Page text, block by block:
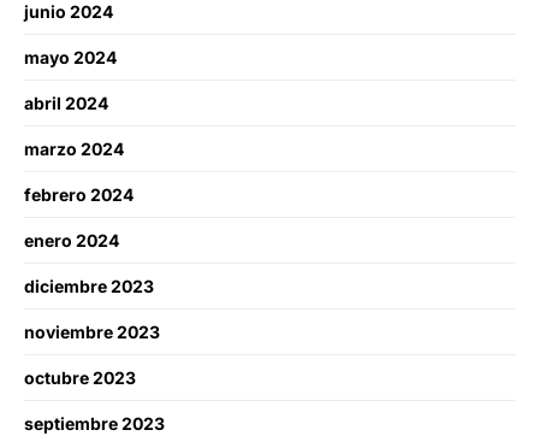
junio 2024
mayo 2024
abril 2024
marzo 2024
febrero 2024
enero 2024
diciembre 2023
noviembre 2023
octubre 2023
septiembre 2023